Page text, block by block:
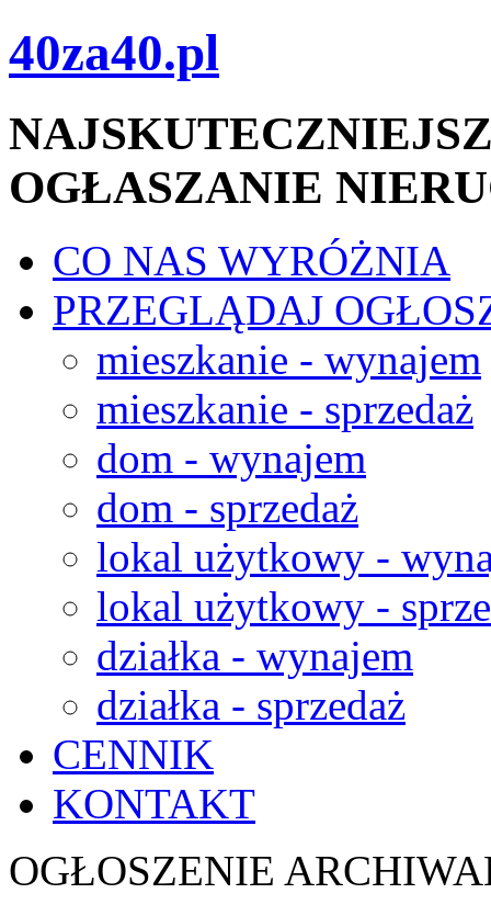
40za40.pl
OGŁASZANIE
CO NAS WYRÓŻNIA
PRZEGLĄDAJ
mieszkanie - wynajem
mieszkanie - sprzedaż
dom - wynajem
dom - sprzedaż
lokal użytkowy -
lokal użytkowy -
działka - wynajem
działka - sprzedaż
CENNIK
KONTAKT
OGŁOSZENIE